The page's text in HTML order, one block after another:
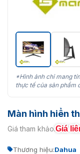
*Hình ảnh chỉ mang
thực tế của sản phẩm
Màn hình hiển
Giá tham khảo:Giá
Thương hiệu:Dahua